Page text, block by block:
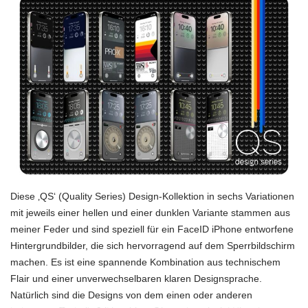
Diese ‚QS‘ (Quality Series) Design-Kollektion in sechs Variationen
mit jeweils einer hellen und einer dunklen Variante stammen aus
meiner Feder und sind speziell für ein FaceID iPhone entworfene
Hintergrundbilder, die sich hervorragend auf dem Sperrbildschirm
machen. Es ist eine spannende Kombination aus technischem
Flair und einer unverwechselbaren klaren Designsprache.
Natürlich sind die Designs von dem einen oder anderen